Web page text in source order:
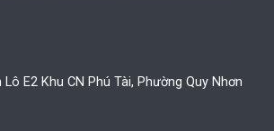
E2 Khu CN Phú Tài, Phường Quy Nhơn